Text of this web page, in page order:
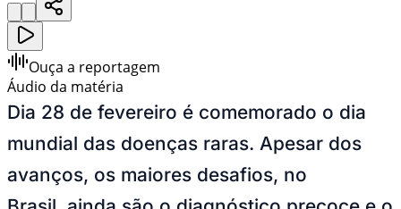
Ouça a reportagem
Áudio da matéria
Dia 28 de fevereiro é comemorado o dia
mundial das doenças raras. Apesar dos
avanços, os maiores desafios, no